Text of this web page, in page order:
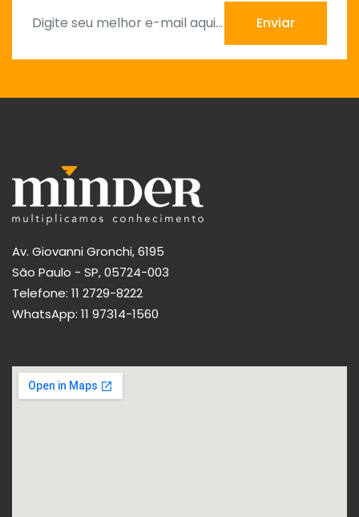
Enviar
Av. Giovanni Gronchi, 6195
São Paulo - SP, 05724-003
Telefone: 11 2729-8222
WhatsApp: 11 97314-1560